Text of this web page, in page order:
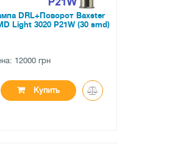
DRL+Поворот Baxster
Light 3020 P21W (30 smd)
12000 грн
Купить